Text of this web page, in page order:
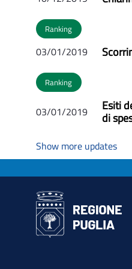
Ranking
03/01/2019
Ranking
03/01/2019 Esiti
di
Show more updates